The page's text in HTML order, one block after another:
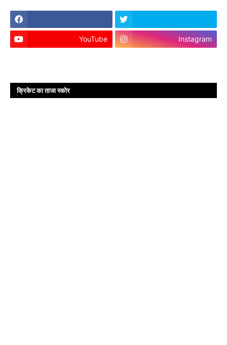
YouTube Instagram
क्रिकेट का ताजा स्कोर